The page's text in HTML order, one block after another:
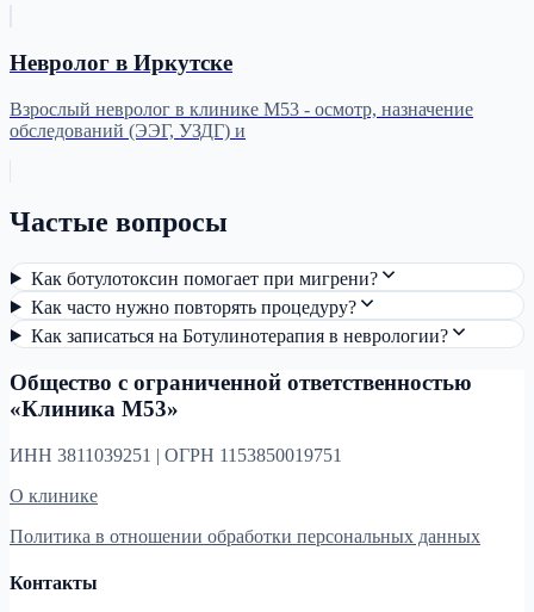
Невролог в Иркутске
Взрослый невролог в клинике М53 - осмотр, назначение
обследований (ЭЭГ, УЗДГ) и
Частые вопросы
Как ботулотоксин помогает при мигрени?
Как часто нужно повторять процедуру?
Как записаться на Ботулинотерапия в неврологии?
Общество с ограниченной ответственностью
«Клиника М53»
ИНН 3811039251 | ОГРН 1153850019751
О клинике
Политика в отношении обработки персональных данных
Контакты